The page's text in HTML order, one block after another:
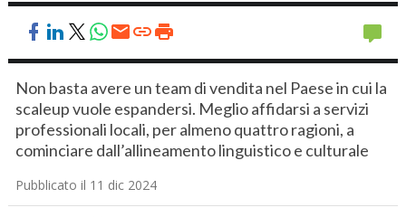
Non basta avere un team di vendita nel Paese in cui la
scaleup vuole espandersi. Meglio affidarsi a servizi
professionali locali, per almeno quattro ragioni, a
cominciare dall’allineamento linguistico e culturale
Pubblicato il 11 dic 2024